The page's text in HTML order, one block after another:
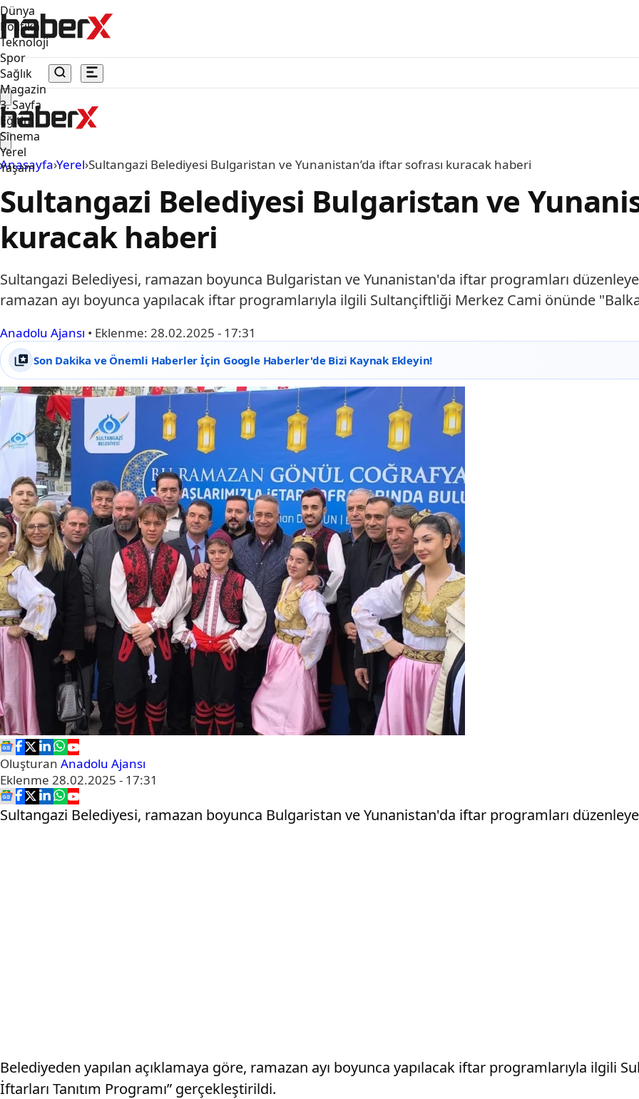
Dünya
Politika
Teknoloji
Spor
Sağlık
Magazin
3. Sayfa
Eğitim
Sinema
Yerel
Yaşam
Anasayfa›Yerel›Sultangazi Belediyesi Bulgaristan ve Yunanistan’da iftar sofrası kuracak haberi
Sultangazi Belediyesi Bulgaristan ve
kuracak haberi
Sultangazi Belediyesi, ramazan boyunca Bulgaristan ve Yunanistan'da iftar programları
ramazan ayı boyunca yapılacak iftar programlarıyla ilgili Sultançiftliği Merkez Cami önünde
Anadolu Ajansı • Eklenme: 28.02.2025 - 17:31
Son Dakika ve Önemli Haberler İçin Google Haberler'de Bizi Kaynak Ekleyin!
Oluşturan Anadolu Ajansı
Eklenme 28.02.2025 - 17:31
Sultangazi Belediyesi, ramazan boyunca Bulgaristan ve Yunanistan'da iftar programları
Belediyeden yapılan açıklamaya göre, ramazan ayı boyunca yapılacak iftar programlarıyla ilgili
İftarları Tanıtım Programı” gerçekleştirildi.